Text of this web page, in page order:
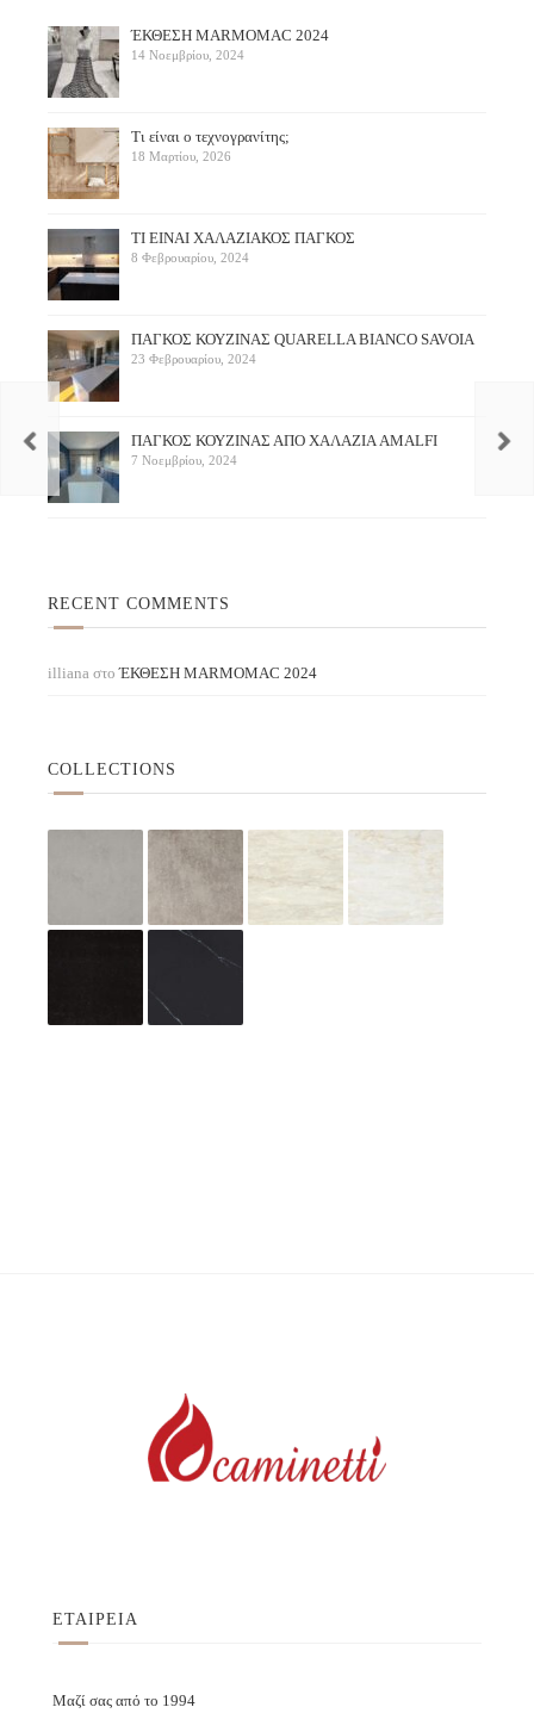
ΈΚΘΕΣΗ ΜARMOMAC 2024
14 Νοεμβρίου, 2024
Τι είναι ο τεχνογρανίτης;
18 Μαρτίου, 2026
ΤΙ ΕΙΝΑΙ ΧΑΛΑΖΙΑΚΟΣ ΠΑΓΚΟΣ
8 Φεβρουαρίου, 2024
ΠΑΓΚΟΣ ΚΟΥΖΙΝΑΣ QUARELLA BIANCO SAVOIA
23 Φεβρουαρίου, 2024
ΠAΓΚΟΣ ΚΟΥΖΙΝΑΣ ΑΠΟ ΧΑΛΑΖΙΑ AMALFI
7 Νοεμβρίου, 2024
RECENT COMMENTS
illiana στοΈΚΘΕΣΗ ΜARMOMAC 2024
COLLECTIONS
ΕΤΑΙΡΕΙΑ
Μαζί σας από το 1994